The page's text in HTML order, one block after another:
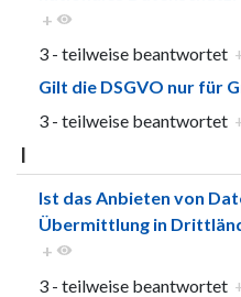
+
3 - teilweise beantwortet
Gilt die DSGVO nur für
3 - teilweise beantwortet
I
Ist das Anbieten von
Übermittlung in
+
3 - teilweise beantwortet